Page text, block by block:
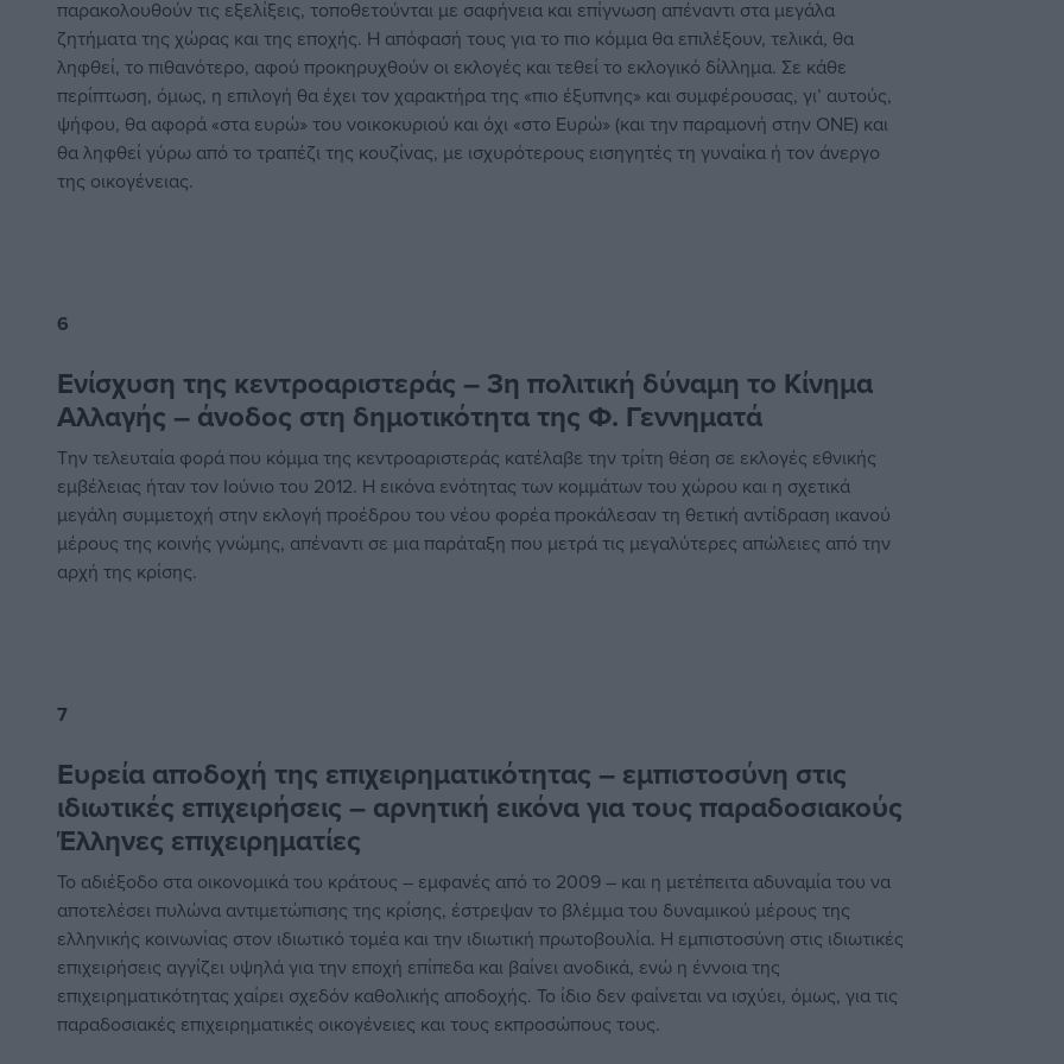
παρακολουθούν τις εξελίξεις, τοποθετούνται με σαφήνεια και επίγνωση απέναντι στα μεγάλα
ζητήματα της χώρας και της εποχής. Η απόφασή τους για το πιο κόμμα θα επιλέξουν, τελικά, θα
ληφθεί, το πιθανότερο, αφού προκηρυχθούν οι εκλογές και τεθεί το εκλογικό δίλλημα. Σε κάθε
περίπτωση, όμως, η επιλογή θα έχει τον χαρακτήρα της «πιο έξυπνης» και συμφέρουσας, γι’ αυτούς,
ψήφου, θα αφορά «στα ευρώ» του νοικοκυριού και όχι «στο Ευρώ» (και την παραμονή στην ΟΝΕ) και
θα ληφθεί γύρω από το τραπέζι της κουζίνας, με ισχυρότερους εισηγητές τη γυναίκα ή τον άνεργο
της οικογένειας.
6
Ενίσχυση της κεντροαριστεράς – 3η πολιτική δύναμη το Κίνημα
Αλλαγής – άνοδος στη δημοτικότητα της Φ. Γεννηματά
Την τελευταία φορά που κόμμα της κεντροαριστεράς κατέλαβε την τρίτη θέση σε εκλογές εθνικής
εμβέλειας ήταν τον Ιούνιο του 2012. Η εικόνα ενότητας των κομμάτων του χώρου και η σχετικά
μεγάλη συμμετοχή στην εκλογή προέδρου του νέου φορέα προκάλεσαν τη θετική αντίδραση ικανού
μέρους της κοινής γνώμης, απέναντι σε μια παράταξη που μετρά τις μεγαλύτερες απώλειες από την
αρχή της κρίσης.
7
Ευρεία αποδοχή της επιχειρηματικότητας – εμπιστοσύνη στις
ιδιωτικές επιχειρήσεις – αρνητική εικόνα για τους παραδοσιακούς
Έλληνες επιχειρηματίες
Το αδιέξοδο στα οικονομικά του κράτους – εμφανές από το 2009 – και η μετέπειτα αδυναμία του να
αποτελέσει πυλώνα αντιμετώπισης της κρίσης, έστρεψαν το βλέμμα του δυναμικού μέρους της
ελληνικής κοινωνίας στον ιδιωτικό τομέα και την ιδιωτική πρωτοβουλία. Η εμπιστοσύνη στις ιδιωτικές
επιχειρήσεις αγγίζει υψηλά για την εποχή επίπεδα και βαίνει ανοδικά, ενώ η έννοια της
επιχειρηματικότητας χαίρει σχεδόν καθολικής αποδοχής. Το ίδιο δεν φαίνεται να ισχύει, όμως, για τις
παραδοσιακές επιχειρηματικές οικογένειες και τους εκπροσώπους τους.